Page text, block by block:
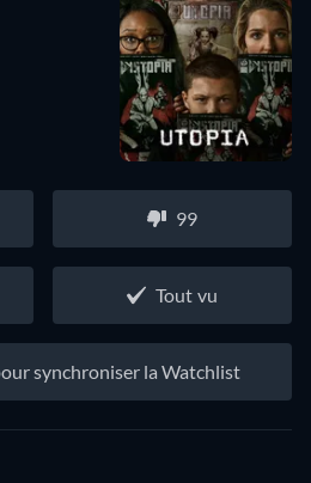
99
Tout vu
synchroniser la Watchlist